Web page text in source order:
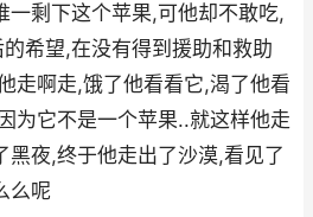
一剩下这个苹果,可他却不敢吃,
希望,在没有得到援助和救助
走啊走,饿了他看看它,渴了他看
为它不是一个苹果..就这样他走
黑夜,终于他走出了沙漠,看见了
么呢